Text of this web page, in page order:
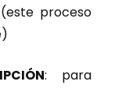
(este proceso
: para